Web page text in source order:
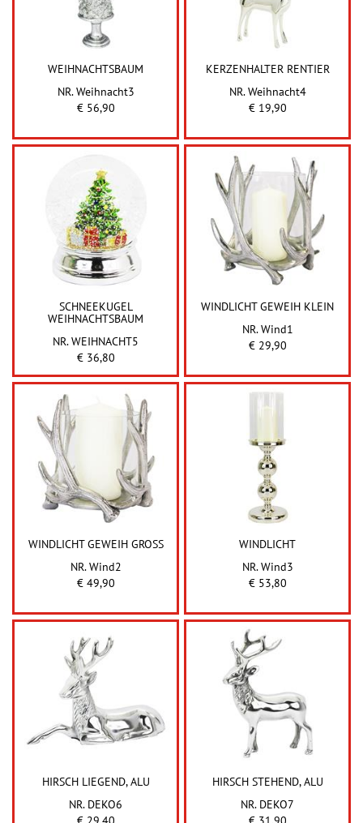
WEIHNACHTSBAUM
NR. Weihnacht3
€ 56,90
KERZENHALTER RENTIER
NR. Weihnacht4
€ 19,90
SCHNEEKUGEL
WEIHNACHTSBAUM
NR. WEIHNACHT5
€ 36,80
WINDLICHT GEWEIH KLEIN
NR. Wind1
€ 29,90
WINDLICHT GEWEIH GROSS
NR. Wind2
€ 49,90
WINDLICHT
NR. Wind3
€ 53,80
HIRSCH LIEGEND, ALU
NR. DEKO6
HIRSCH STEHEND, ALU
NR. DEKO7